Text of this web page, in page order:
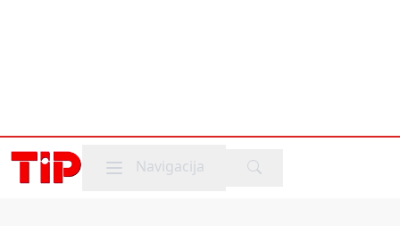
Mobile menu
Navigacija